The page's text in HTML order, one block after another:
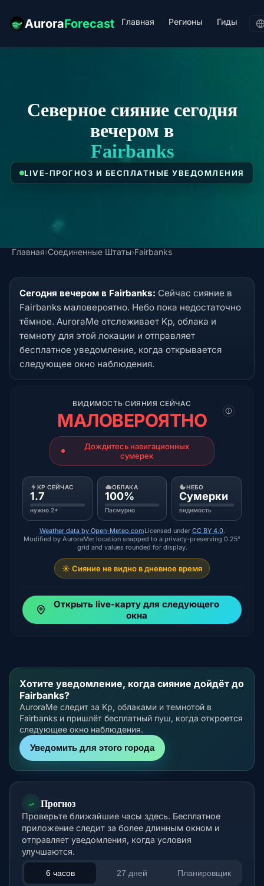
AuroraForecast Главная Регионы Гиды
Северное сияние сегодня
вечером в
Fairbanks
LIVE-ПРОГНОЗ И БЕСПЛАТНЫЕ УВЕДОМЛЕНИЯ
Главная›Соединенные Штаты›Fairbanks
Сегодня вечером в Fairbanks: Сейчас сияние в
Fairbanks маловероятно. Небо пока недостаточно
тёмное. AuroraMe отслеживает Kp, облака и
темноту для этой локации и отправляет
бесплатное уведомление, когда открывается
следующее окно наблюдения.
ВИДИМОСТЬ СИЯНИЯ СЕЙЧАС
МАЛОВЕРОЯТНО
Дождитесь навигационных
сумерек
KP СЕЙЧАС
1.7
нужно 2+
ОБЛАКА
100%
Пасмурно
НЕБО
Сумерки
видимость
Weather data by Open-Meteo.comLicensed under CC BY 4.0.
Modified by AuroraMe: location snapped to a privacy-preserving 0.25°
grid and values rounded for display.
☀️ Сияние не видно в дневное время
Открыть live-карту для следующего
окна
Хотите уведомление, когда сияние дойдёт до
Fairbanks?
AuroraMe следит за Kp, облаками и темнотой в
Fairbanks и пришлёт бесплатный пуш, когда откроется
следующее окно наблюдения.
Уведомить для этого города
Прогноз
Проверьте ближайшие часы здесь. Бесплатное
приложение следит за более длинным окном и
отправляет уведомления, когда условия
улучшаются.
6 часов 27 дней Планировщик